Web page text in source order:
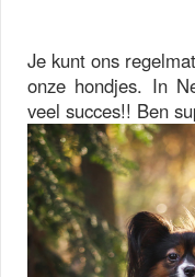
Je kunt ons
onze hondjes. In
veel succes!! Ben